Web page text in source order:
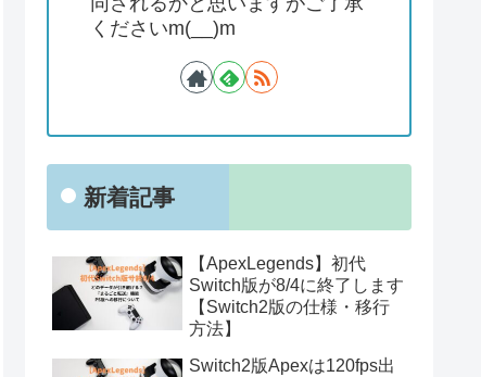
くださいm(__)m
新着記事
【ApexLegends】初代
Switch版が8/4に終了します
【Switch2版の仕様・移行
方法】
Switch2版Apexは120fps出